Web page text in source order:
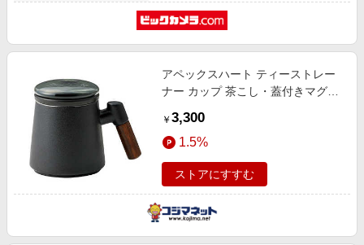
アペックスハート ティーストレー
ナー カップ 茶こし・蓋付きマグカ
￥ 3,300
1.5%
ストアにすすむ